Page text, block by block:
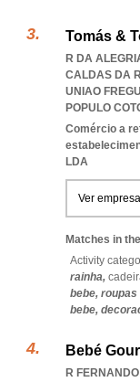
Tomás &
R DA
CALDAS DA
UNIAO
POPULO
Comércio a
LDA
Ver empresa
Matches in
Activity
rainha,
bebe, roupas
bebe,
Bebé
R